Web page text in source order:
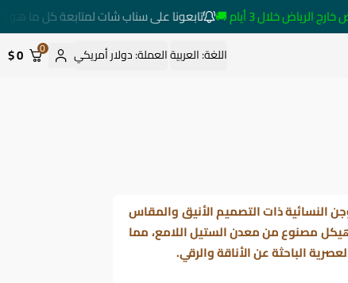
خلال 3 أيام 🚚 تابعونا على سناب شات لمتابعة كل ما هو
اللغة:العربيةالعملة:دولار أمريكي 0
0 $
النسائيةذات التصميم الأنيق والمقاس
وهيكل مصنوع من معدن الستيل اللامع، مما
الباحثة عن الأناقة والرقي.